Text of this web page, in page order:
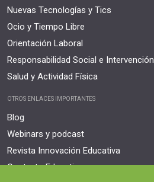
Nuevas Tecnologías y Tics
Ocio y Tiempo Libre
Orientación Laboral
Responsabilidad Social e Intervención
Salud y Actividad Física
OTROS ENLACES IMPORTANTES
Blog
Webinars y podcast
Revista Innovación Educativa
Contexto Educativo